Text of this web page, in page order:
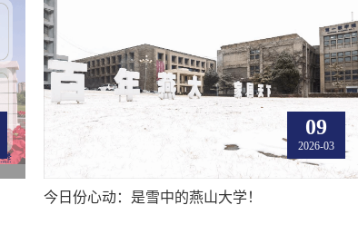
09
2026-03
今日份心动：是雪中的燕山大学！